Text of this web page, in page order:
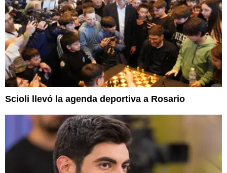
Scioli llevó la agenda deportiva a Rosario